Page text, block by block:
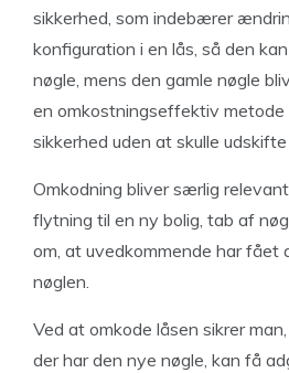
sikkerhed, som indebærer
konfiguration i en lås, så den
nøgle, mens den gamle nøgle
en omkostningseffektiv
sikkerhed uden at skulle
Omkodning bliver særlig
flytning til en ny bolig, tab af
om, at uvedkommende har fået
nøglen.
Ved at omkode låsen sikrer
der har den nye nøgle, kan få